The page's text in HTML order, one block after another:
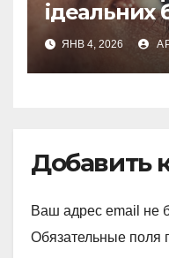
ідеальних
умовах
ЯНВ 4, 2026
Добавить
Ваш адрес email не
Обязательные поля